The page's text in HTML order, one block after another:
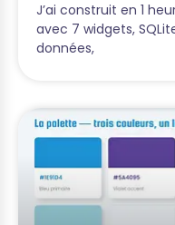
J’ai construit en 1
avec 7 widgets,
données,